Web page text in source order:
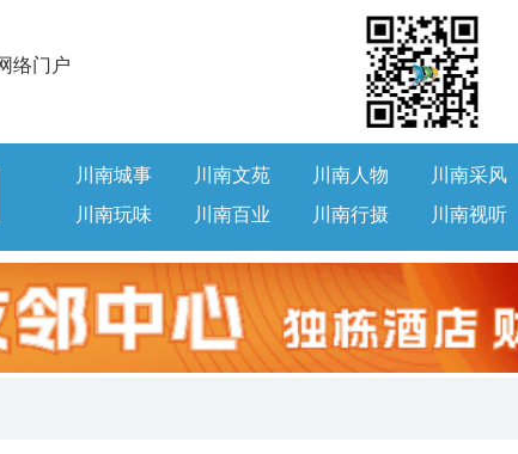
络门户
川南城事 川南文苑 川南人物
川南采风
川南玩味
川南百业 川南行摄 川南视听